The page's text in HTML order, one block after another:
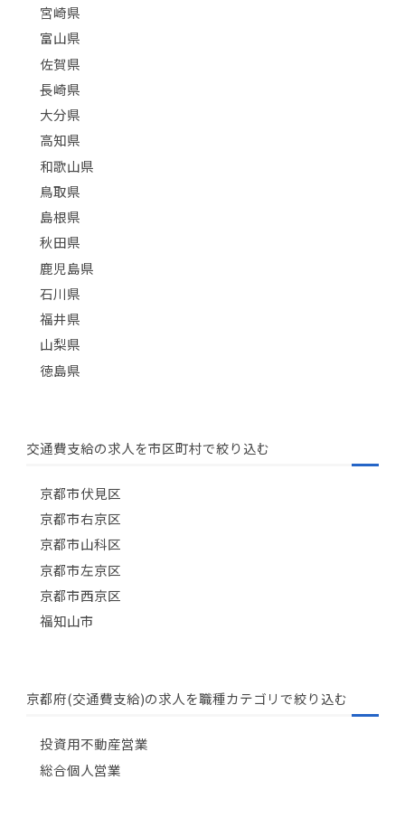
宮崎県
富山県
佐賀県
長崎県
大分県
高知県
和歌山県
鳥取県
島根県
秋田県
鹿児島県
石川県
福井県
山梨県
徳島県
交通費支給の求人を市区町村で絞り込む
京都市伏見区
京都市右京区
京都市山科区
京都市左京区
京都市西京区
福知山市
京都府(交通費支給)の求人を職種カテゴリで絞り込む
投資用不動産営業
総合個人営業